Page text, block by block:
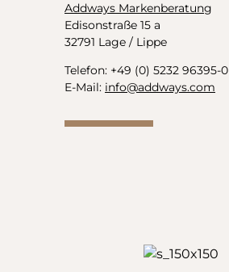
Addways Markenberatung
Edisonstraße 15 a
32791 Lage / Lippe
Telefon: +49 (0) 5232 96395-0
E-Mail: info@addways.com